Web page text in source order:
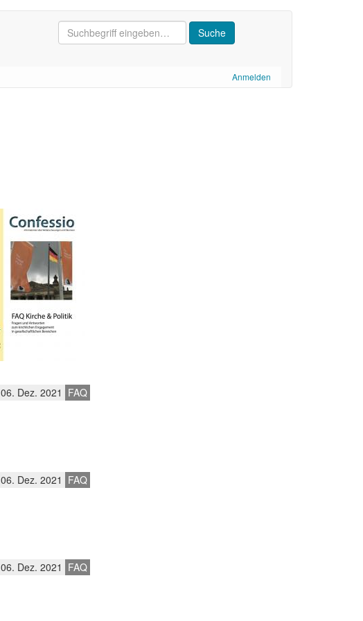
Anmelden
FAQ
06. Dez. 2021
FAQ
06. Dez. 2021
FAQ
06. Dez. 2021